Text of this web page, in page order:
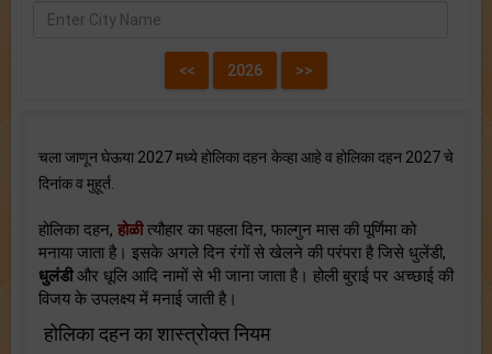
चला जाणून घेऊया 2027 मध्ये होलिका दहन केव्हा आहे व होलिका दहन 2027 चे
दिनांक व मुहूर्त.
होलिका दहन, होळीत्यौहार का पहला दिन, फाल्गुन मास की पूर्णिमा को
मनाया जाता है। इसके अगले दिन रंगों से खेलने की परंपरा है जिसे धुलेंडी,
धुलंडीऔर धूलि आदि नामों से भी जाना जाता है। होली बुराई पर अच्छाई की
विजय के उपलक्ष्य में मनाई जाती है।
होलिका दहन का शास्त्रोक्त नियम